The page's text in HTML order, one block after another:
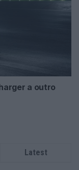
a outro
Latest